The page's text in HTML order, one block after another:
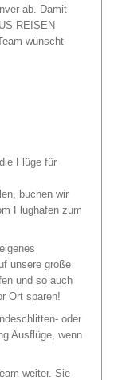
ab. Damit
REISEN
wünscht
Flüge für
buchen wir
Flughafen zum
unsere große
und so auch
Ort sparen!
oder
Ausflüge, wenn
weiter. Sie